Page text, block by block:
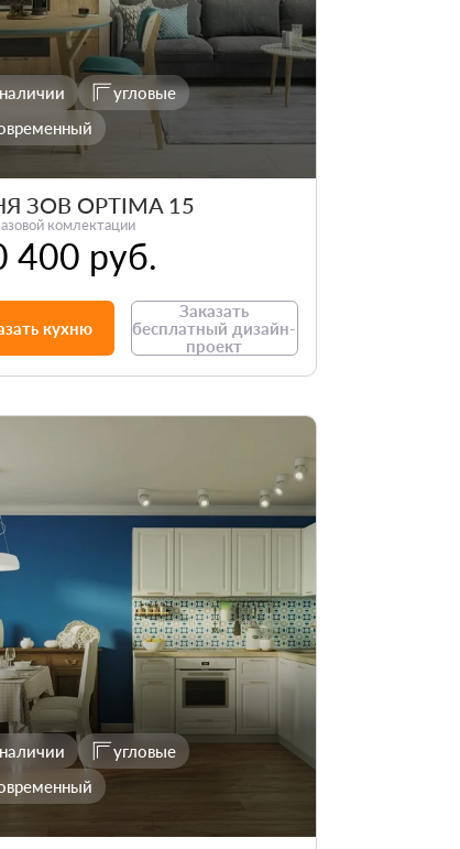
угловые
ЗОВ OPTIMA 15
комлектации
400 руб.
кухню
Заказать
бесплатный дизайн-
проект
угловые